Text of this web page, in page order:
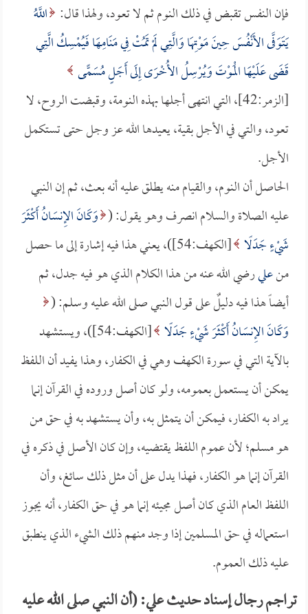
فإن النفس تقبض في ذلك النوم ثم لا تعود، ولهذا قال: اللَّهُ
يَتَوَفَّى الأَنْفُسَ حِينَ مَوْتِهَا وَالَّتِي لَمْ تَمُتْ فِي مَنَامِهَا فَيُمْسِكُ الَّتِي
قَضَى عَلَيْهَا الْمَوْتَ وَيُرْسِلُ الأُخْرَى إِلَى أَجَلٍ مُسَمًّى
[الزمر:42]، التي انتهى أجلها بهذه النومة، وقبضت الروح، لا
تعود، والتي في الأجل بقية، يعيدها الله عز وجل حتى تستكمل
الأجل.
الحاصل أن النوم، والقيام منه يطلق عليه أنه بعث، ثم إن النبي
عليه الصلاة والسلام انصرف وهو يقول: ( وَكَانَ الإِنسَانُ أَكْثَرَ
شَيْءٍ جَدَلًا
[الكهف:54])، يعني هذا فيه إشارة إلى ما حصل
منعليرضي الله عنه من هذا الكلام الذي هو فيه جدل، ثم
أيضاً هذا فيه دليلٌ على قول النبي صلى الله عليه وسلم: (
وَكَانَ الإِنسَانُ أَكْثَرَ شَيْءٍ جَدَلًا
[الكهف:54])، ويستشهد
بالآية التي في سورة الكهف وهي في الكفار، وهذا يفيد أن اللفظ
يمكن أن يستعمل بعمومه، ولو كان أصل وروده في القرآن إنما
يراد به الكفار، فيمكن أن يتمثل به، وأن يستشهد به في حق من
هو مسلم؛ لأن عموم اللفظ يقتضيه، وإن كان الأصل في ذكره في
القرآن إنما هو الكفار، فهذا يدل على أن مثل ذلك سائغ، وأن
اللفظ العام الذي كان أصل مجيئه إنما هو في حق الكفار، أنه يجوز
استعماله في حق المسلمين إذا وجد منهم ذلك الشيء الذي ينطبق
عليه ذلك العموم.
تراجم رجال إسناد حديث علي: (أن النبي صلى الله عليه